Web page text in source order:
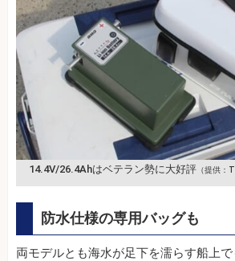
14.4V/26.4Ahはベテラン勢に大好評（提供：
防水仕様の専用バッグも
両モデルとも海水が足下を濡らす船上